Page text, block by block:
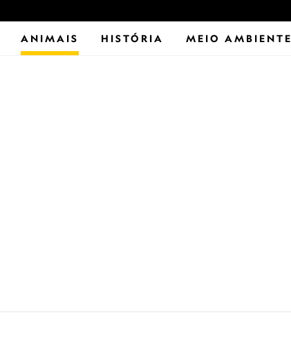
ANIMAIS HISTÓRIA MEIO AMBIENTE